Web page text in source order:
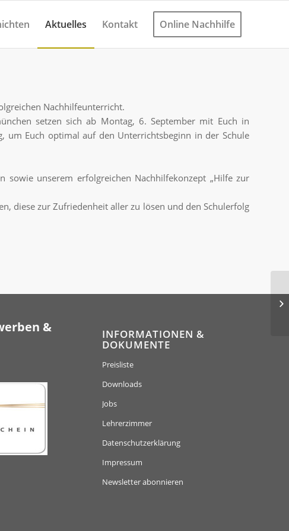
Aktuelles Kontakt Online Nachhilfe
Nachhilfeunterricht.
setzen sich ab Montag, 6. September mit Euch in
um Euch optimal auf den Unterrichtsbeginn in der Schule
unserem erfolgreichen Nachhilfekonzept „Hilfe zur
diese zur Zufriedenheit aller zu lösen und den Schulerfolg
&
INFORMATIONEN &
DOKUMENTE
Preisliste
Downloads
Jobs
Lehrerzimmer
Datenschutzerklärung
Impressum
Newsletter abonnieren